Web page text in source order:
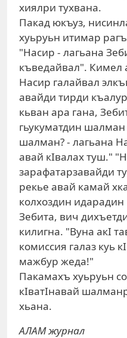
хиялри тухвана.
Пакад юкъуз,
хуьруьн итимар
"Насир - лагьана
къведайвал". Кимел
Насир галайвал
авайди тирди
кьван ара гана,
гьукуматдин
шалман? - лагьана
авай кIвалах туш."
зарафатарзавайди
рекье авай камай
колхоздин идарадин
Зебита, вич
килигна. "Вуна акI
комиссия галаз куь
мажбур жеда!"
Пакамахъ хуьруьн
кIватIнавай
хьана.
АЛАМ журнал